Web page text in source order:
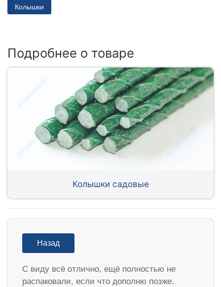
Колышки
Подробнее о товаре
Колышки садовые
Назад
С виду всё отлично, ещё полностью не
распаковали, если что дополню позже.